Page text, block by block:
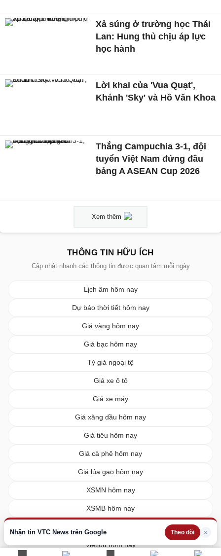
Nhận tin VTC News trên Google Theo dõi ×
Xả súng ở trường học Thái
Lan: Hung thủ chịu áp lực
học hành
Lời khai của 'Vua Quạt',
Khánh 'Sky' và Hồ Văn Khoa
Thắng Campuchia 3-1, đội
tuyển Việt Nam đứng đầu
bảng A ASEAN Cup 2026
Xem thêm
THÔNG TIN HỮU ÍCH
Cập nhật nhanh các thông tin được quan tâm mỗi ngày
Lịch âm hôm nay
Dự báo thời tiết hôm nay
Giá vàng hôm nay
Giá bạc hôm nay
Tỷ giá ngoại tệ
Giá xe ô tô
Giá xe máy
Giá xăng dầu hôm nay
Giá tiêu hôm nay
Giá cà phê hôm nay
Giá lúa gạo hôm nay
XSMN hôm nay
XSMB hôm nay
Vietlott hôm nay